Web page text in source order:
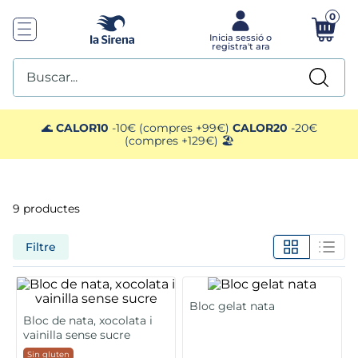
0
Buscar...
🌊 CALOR10 -10€ (compres +99€) CALOR20 -20€
(compres +129€) 🏖️
9 productes
Filtre
Bloc de nata, xocolata i
vainilla sense sucre
Sin gluten
Bloc gelat nata
TOP SEARCHES
1. plato preparado
2 ensaladilla
gelats sirena
4. vegan
. preparado paella